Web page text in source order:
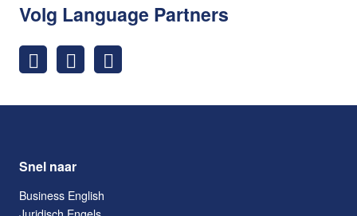
Volg Language Partners
Snel naar
Business English